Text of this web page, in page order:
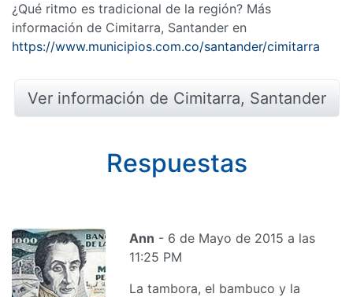
¿Qué ritmo es tradicional de la región? Más
información de Cimitarra, Santander en
https://www.municipios.com.co/santander/cimitarra
Ver información de Cimitarra, Santander
Respuestas
Ann - 6 de Mayo de 2015 a las
11:25 PM
La tambora, el bambuco y la